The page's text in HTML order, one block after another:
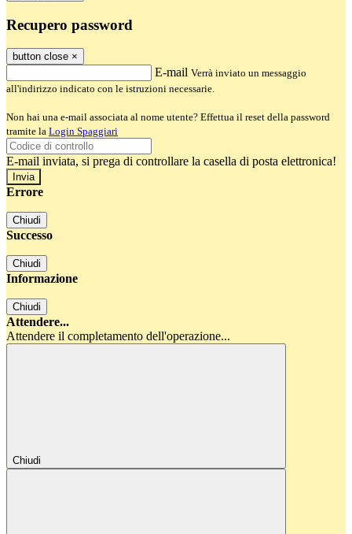
Recupero password
button close ×
E-mail Verrà inviato un messaggio
all'indirizzo indicato con le istruzioni necessarie.
Non hai una e-mail associata al nome utente? Effettua il reset della password
tramite la Login Spaggiari
E-mail inviata, si prega di controllare la casella di posta elettronica!
Errore
Chiudi
Successo
Chiudi
Informazione
Chiudi
Attendere...
Attendere il completamento dell'operazione...
Chiudi